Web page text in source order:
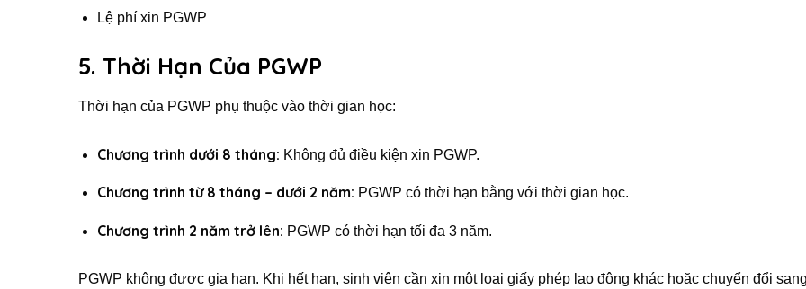
Lệ phí xin PGWP
5. Thời Hạn Của PGWP
Thời hạn của PGWP phụ thuộc vào thời gian học:
Chương trình dưới 8 tháng: Không đủ điều kiện xin PGWP.
Chương trình từ 8 tháng – dưới 2 năm: PGWP có thời hạn bằng với thời gian học.
Chương trình 2 năm trở lên: PGWP có thời hạn tối đa 3 năm.
PGWP không được gia hạn. Khi hết hạn, sinh viên cần xin một loại giấy phép lao động khác hoặc chuyển đổi